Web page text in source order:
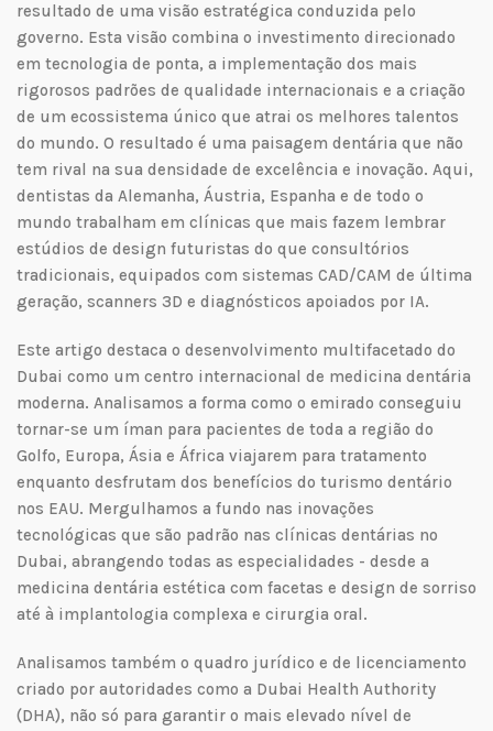
resultado de uma visão estratégica conduzida pelo
governo. Esta visão combina o investimento direcionado
em tecnologia de ponta, a implementação dos mais
rigorosos padrões de qualidade internacionais e a criação
de um ecossistema único que atrai os melhores talentos
do mundo. O resultado é uma paisagem dentária que não
tem rival na sua densidade de excelência e inovação. Aqui,
dentistas da Alemanha, Áustria, Espanha e de todo o
mundo trabalham em clínicas que mais fazem lembrar
estúdios de design futuristas do que consultórios
tradicionais, equipados com sistemas CAD/CAM de última
geração, scanners 3D e diagnósticos apoiados por IA.
Este artigo destaca o desenvolvimento multifacetado do
Dubai como um centro internacional de medicina dentária
moderna. Analisamos a forma como o emirado conseguiu
tornar-se um íman para pacientes de toda a região do
Golfo, Europa, Ásia e África viajarem para tratamento
enquanto desfrutam dos benefícios do turismo dentário
nos EAU. Mergulhamos a fundo nas inovações
tecnológicas que são padrão nas clínicas dentárias no
Dubai, abrangendo todas as especialidades - desde a
medicina dentária estética com facetas e design de sorriso
até à implantologia complexa e cirurgia oral.
Analisamos também o quadro jurídico e de licenciamento
criado por autoridades como a Dubai Health Authority
(DHA), não só para garantir o mais elevado nível de